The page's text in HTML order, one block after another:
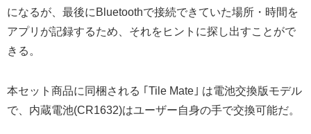
になるが、最後にBluetoothで接続できていた場所・時間を
アプリが記録するため、それをヒントに探し出すことがで
きる。
本セット商品に同梱される ｢Tile Mate｣ は電池交換版モデル
で、内蔵電池(CR1632)はユーザー自身の手で交換可能だ。